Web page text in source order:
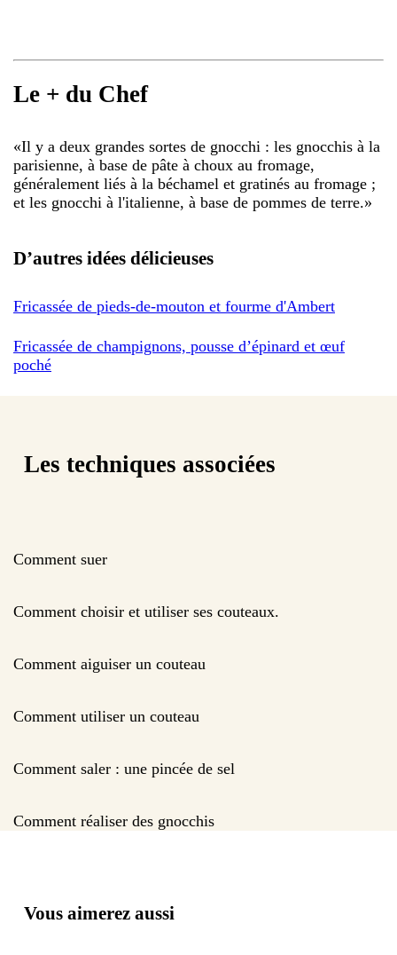
Le + du Chef
«Il y a deux grandes sortes de gnocchi : les gnocchis à la
parisienne, à base de pâte à choux au fromage,
généralement liés à la béchamel et gratinés au fromage ;
et les gnocchi à l'italienne, à base de pommes de terre.»
D’autres idées délicieuses
Fricassée de pieds-de-mouton et fourme d'Ambert
Fricassée de champignons, pousse d’épinard et œuf
poché
Les techniques associées
Comment suer
Comment choisir et utiliser ses couteaux.
Comment aiguiser un couteau
Comment utiliser un couteau
Comment saler : une pincée de sel
Comment réaliser des gnocchis
Vous aimerez aussi